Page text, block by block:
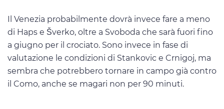
Il Venezia probabilmente dovrà invece fare a meno
di Haps e Šverko, oltre a Svoboda che sarà fuori fino
a giugno per il crociato. Sono invece in fase di
valutazione le condizioni di Stankovic e Crnigoj, ma
sembra che potrebbero tornare in campo già contro
il Como, anche se magari non per 90 minuti.